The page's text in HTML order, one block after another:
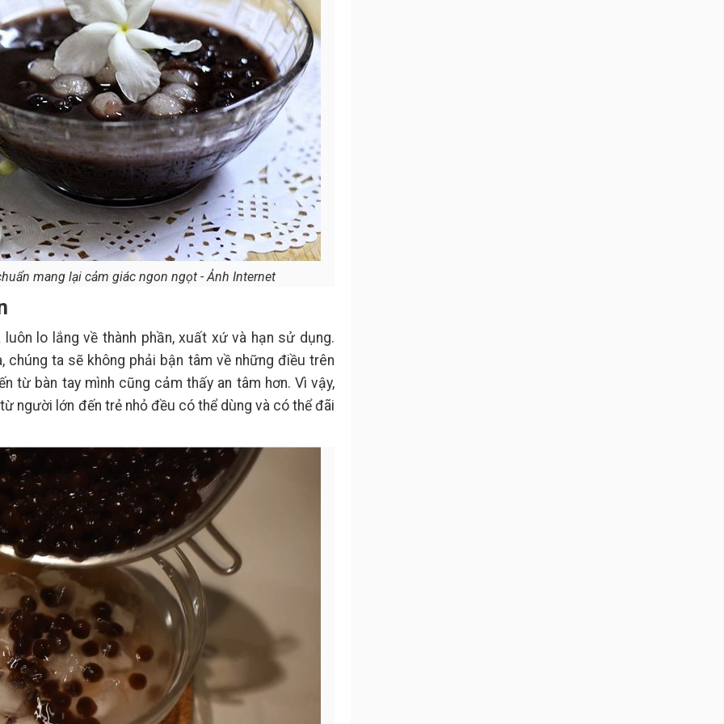
mang lại cảm giác ngon ngọt - Ảnh Internet
lo lắng về thành phần, xuất xứ và hạn sử dụng.
chúng ta sẽ không phải bận tâm về những điều trên
từ bàn tay mình cũng cảm thấy an tâm hơn. Vì vậy,
người lớn đến trẻ nhỏ đều có thể dùng và có thể đãi